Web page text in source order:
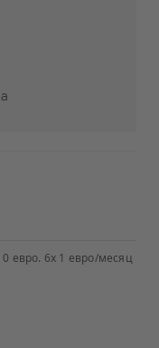
евро. 6x 1 евро/месяц